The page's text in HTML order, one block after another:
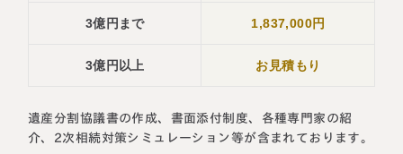
3億円まで 1,837,000円
3億円以上 お見積もり
遺産分割協議書の作成、書面添付制度、各種専門家の紹
介、2次相続対策シミュレーション等が含まれております。